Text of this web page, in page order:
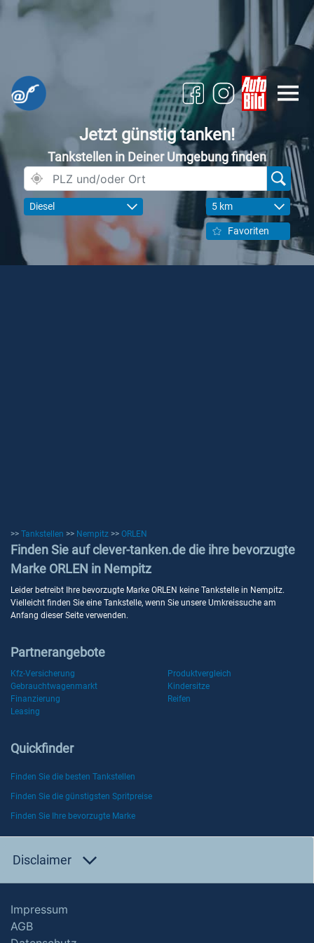
Jetzt günstig tanken!
Tankstellen in Deiner Umgebung finden
Diesel 5 km
Favoriten
>> Tankstellen >> Nempitz >> ORLEN
Finden Sie auf clever-tanken.de die ihre bevorzugte
Marke ORLEN in Nempitz
Leider betreibt Ihre bevorzugte Marke ORLEN keine Tankstelle in Nempitz.
Vielleicht finden Sie eine Tankstelle, wenn Sie unsere Umkreissuche am
Anfang dieser Seite verwenden.
Partnerangebote
Kfz-Versicherung
Produktvergleich
Gebrauchtwagenmarkt
Kindersitze
Finanzierung
Reifen
Leasing
Quickfinder
Finden Sie die besten Tankstellen
Finden Sie die günstigsten Spritpreise
Finden Sie Ihre bevorzugte Marke
Disclaimer
Impressum
AGB